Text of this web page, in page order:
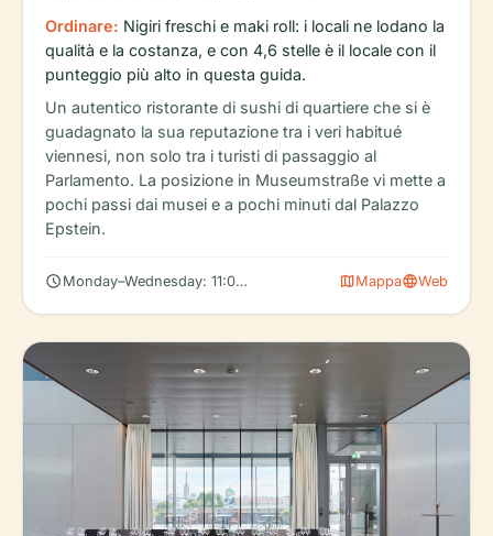
Ordinare: Nigiri freschi e maki roll: i locali ne lodano la
qualità e la costanza, e con 4,6 stelle è il locale con il
punteggio più alto in questa guida.
Un autentico ristorante di sushi di quartiere che si è
guadagnato la sua reputazione tra i veri habitué
viennesi, non solo tra i turisti di passaggio al
Parlamento. La posizione in Museumstraße vi mette a
pochi passi dai musei e a pochi minuti dal Palazzo
Epstein.
schedule Monday–Wednesday: 11:00 AM – 10:00 PMmapMappalanguageWeb